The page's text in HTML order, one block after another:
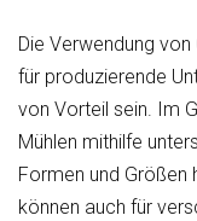
Die Verwendung
für produzierende
von Vorteil sein. Im
Mühlen mithilfe
Formen und Größen
können auch für